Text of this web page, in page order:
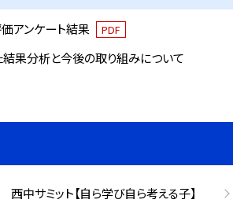
アンケート結果 PDF
結果分析と今後の取り組みについて
西中サミット【自ら学び自ら考える子】